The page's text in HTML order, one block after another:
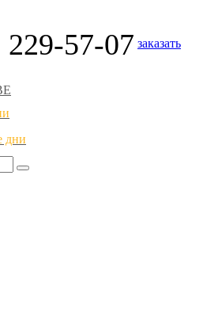
57-07 заказать
дни